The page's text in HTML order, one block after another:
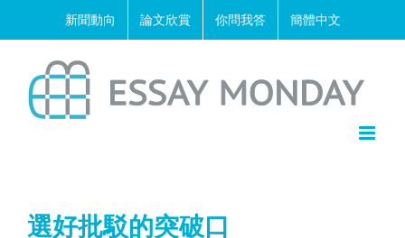
新聞動向 論文欣賞 你問我答 簡體中文
選好批駁的突破口